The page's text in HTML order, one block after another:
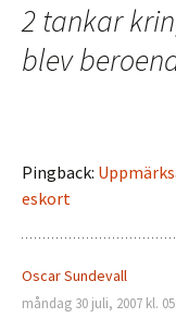
2 tankar
blev
Pingback:
eskort
Oscar Sundevall
måndag 30 juli, 2007 kl.